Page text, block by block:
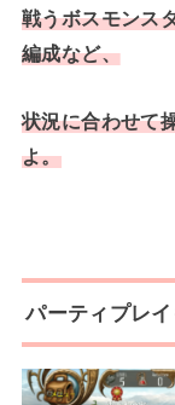
戦うボスモンス
編成など、
状況に合わせて
よ。
パーティプレ